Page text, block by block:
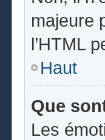
majeure
l’HTML
Haut
Que
Les